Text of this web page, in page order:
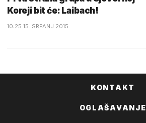
Koreji bit će: Laibach!
10:25 15. SRPANJ 2015.
KONTAKT
OGLAŠAVANJE